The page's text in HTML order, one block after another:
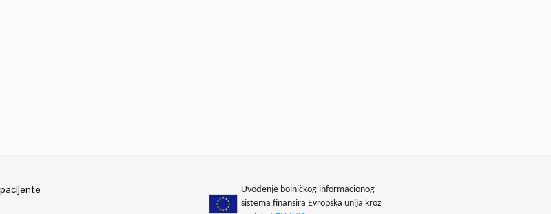
Uvođenje bolničkog informacionog
sistema finansira Evropska unija kroz